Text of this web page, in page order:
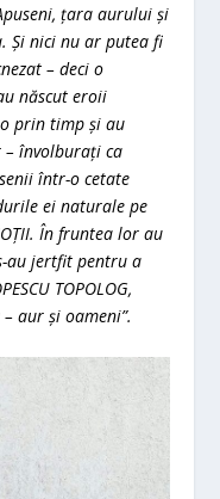
țara aurului și
Și nici nu ar putea fi
– deci o
născut eroii
prin timp și au
învolburați ca
într-o cetate
ei naturale pe
În fruntea lor au
au jertfit pentru a
TOPOLOG,
aur și oameni”.